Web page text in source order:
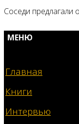
Соседи предлагали
МЕНЮ
Главная
Книги
Интервью